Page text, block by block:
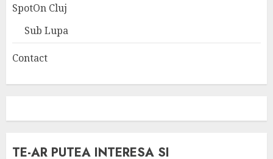
SpotOn Cluj
Sub Lupa
Contact
TE-AR PUTEA INTERESA SI